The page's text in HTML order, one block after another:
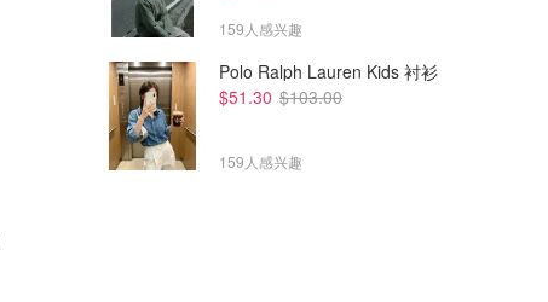
159人感兴趣
Polo Ralph Lauren Kids 衬衫
$51.30 $103.00
159人感兴趣